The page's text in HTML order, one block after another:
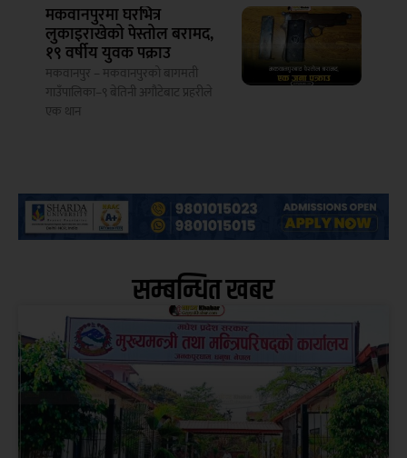
मकवानपुरमा घरभित्र
लुकाइराखेको पेस्तोल बरामद,
१९ वर्षीय युवक पक्राउ
मकवानपुर – मकवानपुरको बागमती
गाउँपालिका–९ बेतिनी अगौटेबाट प्रहरीले
एक थान
सम्बन्धित खबर